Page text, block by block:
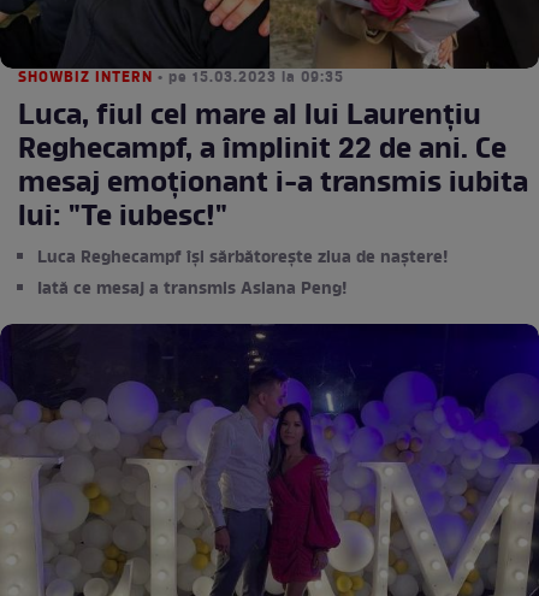
SHOWBIZ INTERN • pe 15.03.2023 la 09:35
Luca, fiul cel mare al lui Laurențiu
Reghecampf, a împlinit 22 de ani. Ce
mesaj emoționant i-a transmis iubita
lui: "Te iubesc!"
Luca Reghecampf își sărbătorește ziua de naștere!
Iată ce mesaj a transmis Asiana Peng!